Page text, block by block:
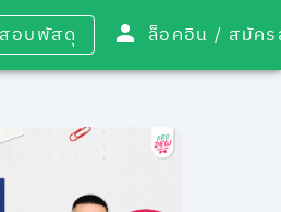
อบพัสดุ ล็อคอิน /